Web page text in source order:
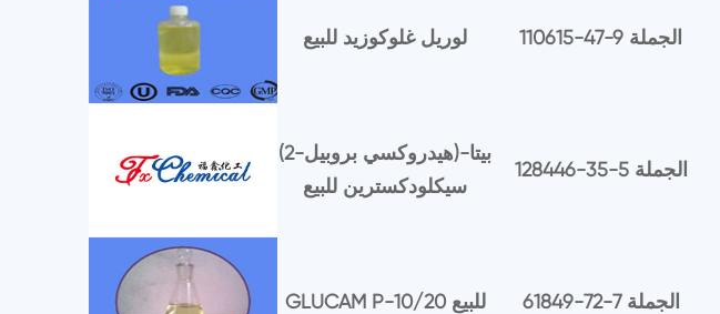
لوريل غلوكوزيد للبيع 110615-47-9 الجملة
(2-هيدروكسي بروبيل)-بيتا
سيكلودكسترين للبيع
128446-35-5 الجملة
GLUCAM P-10/20 للبيع 61849-72-7 الجملة